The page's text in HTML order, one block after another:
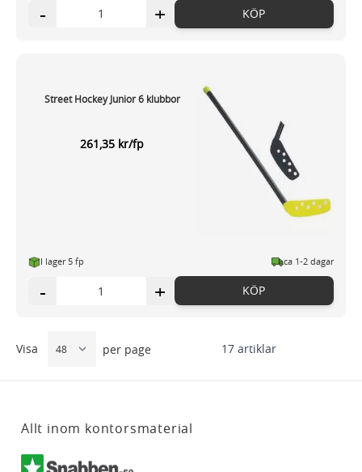
- + KÖP
Street Hockey Junior 6 klubbor
261,35 kr/fp
I lager 5 fp ca 1-2 dagar
- + KÖP
17artiklar
Visa per page
Allt inom kontorsmaterial